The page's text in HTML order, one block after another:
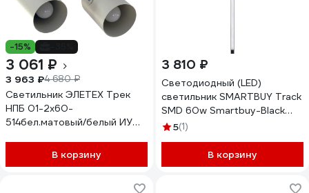
-15%
3 061 ₽
3 963 ₽4 680 ₽
Светильник ЭЛЕТЕХ Трек
НПБ 01-2x60-
514бел.матовый/белый ИУ
В корзину
3 810 ₽
Светодиодный (LED)
светильник SMARTBUY Track
SMD 60w Smartbuy-Black
4000K/IP20 SBL-CTLBK1-
5(1)
В корзину